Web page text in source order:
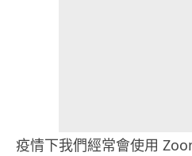
疫情下我們經常會使用